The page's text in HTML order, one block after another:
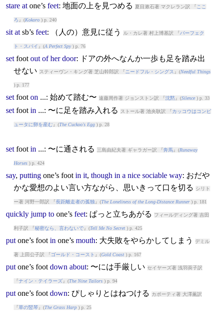
stare atone’s feet: 地面の上を見つめる 夏目漱石著 マクレラン訳 『 ここ
ろ 』(Kokoro) p. 240
sit atsb’s feet: （人の）意見に従う ル・カレ著 村上博基訳 『パーフェク
ト・スパイ 』(A Perfect Spy) p. 76
set foot out of her door: ドアの外へなんか一歩も足を踏み出
せない
スティーヴン・キング著 芝山幹郎訳 『 ニードフル・シングス 』(Needful Things
) p. 177
set foot on ...: 始めて踏む〜 遠藤周作著 ジョンストン訳 『沈黙』(Silence) p. 33
set foot in ...: 〜に足を踏み入れる ストール著 池央耿訳 『カッコウはコンピ
ュータに卵を産む』(The Cuckoo's Egg) p. 28
set foot in ...: 〜に通される 三島由紀夫著 ギャラガー訳 『奔馬』(Runaway
Horses) p. 424
say, puttingone’s foot in it, though in a nice sociable way: おだや
かな愛想のよい言い方ながら、思いきって口を切る
シリト
ー著 河野一郎訳 『長距離走者の孤独 』(The Loneliness of the Long-Distance Runner) p. 181
quickly jump toone’s feet: ぱっと立ちあがる フィールディング著 吉田
利子訳 『秘密なら、言わないで』(Tell Me No Secret) p. 425
putone’s foot in one’s mouth: 大失敗をやらかしてしまう デミル
著 上田公子訳 『ゴールド・コースト 』(Gold Coast) p. 167
putone’s foot down about: 〜には手厳しい セイヤーズ著 浅羽莢子訳
『ナイン・テイラーズ』(The Nine Tailors) p. 94
putone’s foot down: ぴしゃりとはねつける カポーティ著 大澤薫訳
『草の竪琴』(The Grass Harp) p. 25